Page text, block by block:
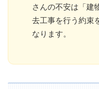
さんの不安は「建
去工事を行う約束
なります。